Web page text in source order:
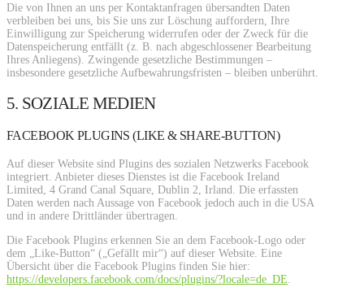
Die von Ihnen an uns per Kontaktanfragen übersandten Daten
verbleiben bei uns, bis Sie uns zur Löschung auffordern, Ihre
Einwilligung zur Speicherung widerrufen oder der Zweck für die
Datenspeicherung entfällt (z. B. nach abgeschlossener Bearbeitung
Ihres Anliegens). Zwingende gesetzliche Bestimmungen –
insbesondere gesetzliche Aufbewahrungsfristen – bleiben unberührt.
5. SOZIALE MEDIEN
FACEBOOK PLUGINS (LIKE & SHARE-BUTTON)
Auf dieser Website sind Plugins des sozialen Netzwerks Facebook
integriert. Anbieter dieses Dienstes ist die Facebook Ireland
Limited, 4 Grand Canal Square, Dublin 2, Irland. Die erfassten
Daten werden nach Aussage von Facebook jedoch auch in die USA
und in andere Drittländer übertragen.
Die Facebook Plugins erkennen Sie an dem Facebook-Logo oder
dem „Like-Button“ („Gefällt mir“) auf dieser Website. Eine
Übersicht über die Facebook Plugins finden Sie hier:
https://developers.facebook.com/docs/plugins/?locale=de_DE